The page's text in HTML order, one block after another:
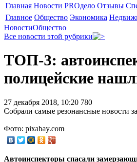
Главная Новости PROдело Отзывы
Главное Общество Экономика
НовостиОбщество
Все новости этой рубрики
ТОП-3:
полицейские
27 декабря 2018, 10:20 780
Собрали самые резонансные новости
Фото: pixabay.com
Автоинспекторы спасали